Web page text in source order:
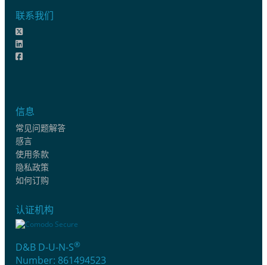
联系我们
信息
常见问题解答
感言
使用条款
隐私政策
如何订购
认证机构
D&B D-U-N-S®
Number: 861494523